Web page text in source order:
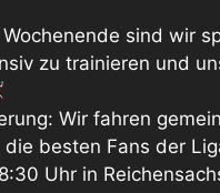
sind wir
zu trainieren und
Wir fahren
die besten Fans der
Uhr in